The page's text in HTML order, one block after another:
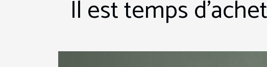
Il est temps